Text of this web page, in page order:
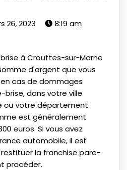
26, 2023 8:19 am
à Crouttes-sur-Marne
d'argent que vous
cas de dommages
dans votre ville
ou votre département
est généralement
euros. Si vous avez
automobile, il est
la franchise pare-
procéder.